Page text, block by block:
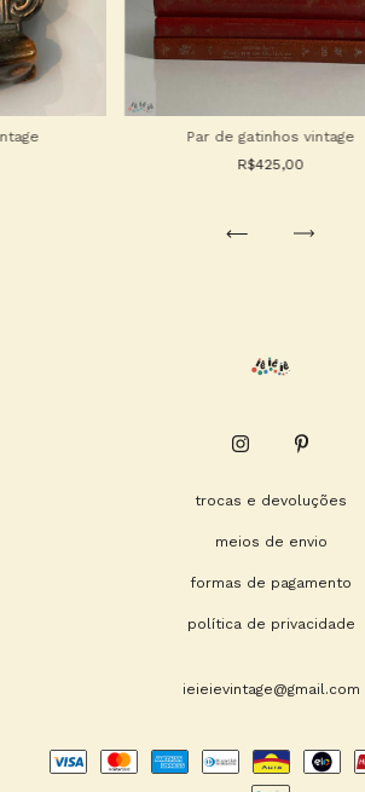
Par de gatinhos vintage
R$425,00
trocas e devoluções
meios de envio
formas de pagamento
política de privacidade
ieieievintage@gmail.com